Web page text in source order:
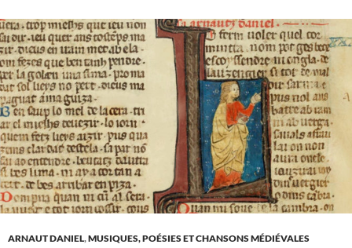
ARNAUT DANIEL,MUSIQUES, POÉSIES ET CHANSONS MÉDIÉVALES